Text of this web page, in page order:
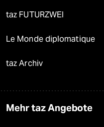
taz FUTURZWEI
Le Monde diplomatique
taz Archiv
Mehr taz Angebote